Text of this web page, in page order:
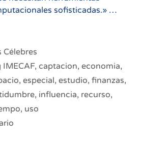
sofisticadas.» …
Célebres
IMECAF, captacion, economia,
, especial, estudio, finanzas,
, influencia, recurso,
, uso